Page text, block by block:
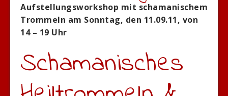
Aufstellungsworkshop mit schamanischem
Trommeln am Sonntag, den 11.09.11, von
14 – 19 Uhr
Schamanisches